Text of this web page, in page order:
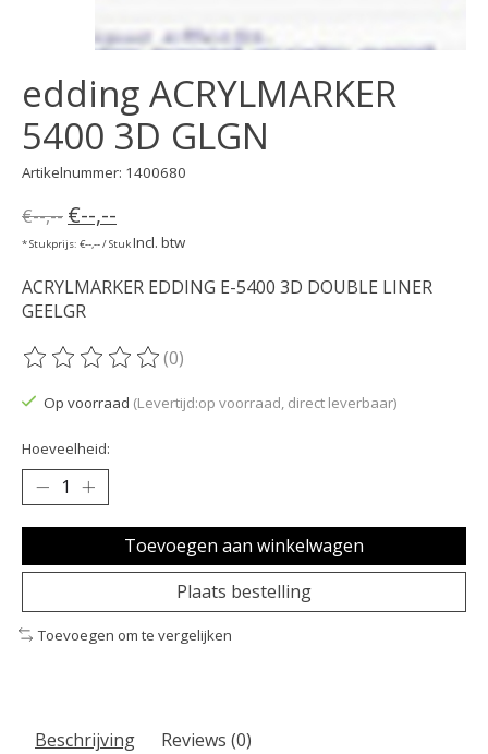
edding ACRYLMARKER
5400 3D GLGN
Artikelnummer: 1400680
€--,-- €--,--
* Stukprijs: €--,-- / StukIncl. btw
ACRYLMARKER EDDING E-5400 3D DOUBLE LINER
GEELGR
De beoordeling van dit product is
(0)
Op voorraad (Levertijd:op voorraad, direct leverbaar)
Hoeveelheid:
Toevoegen aan winkelwagen
Plaats bestelling
Toevoegen om te vergelijken
Beschrijving Reviews (0)